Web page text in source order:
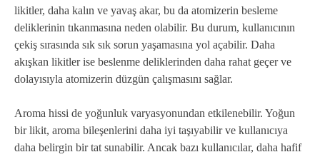
likitler, daha kalın ve yavaş akar, bu da atomizerin besleme
deliklerinin tıkanmasına neden olabilir. Bu durum, kullanıcının
çekiş sırasında sık sık sorun yaşamasına yol açabilir. Daha
akışkan likitler ise beslenme deliklerinden daha rahat geçer ve
dolayısıyla atomizerin düzgün çalışmasını sağlar.
Aroma hissi de yoğunluk varyasyonundan etkilenebilir. Yoğun
bir likit, aroma bileşenlerini daha iyi taşıyabilir ve kullanıcıya
daha belirgin bir tat sunabilir. Ancak bazı kullanıcılar, daha hafif